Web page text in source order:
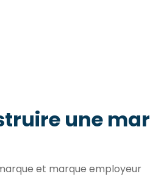
une
et marque employeur